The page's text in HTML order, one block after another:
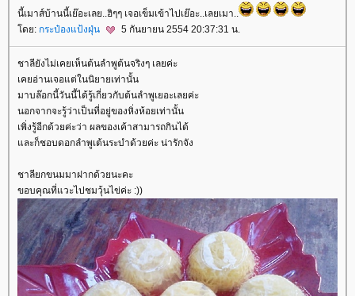
นี้เมาส์บ้านนี้เย๊อะเลย..ฮิๆๆ เจอเข็มเข้าไปเย๊อะ..เลยเมา..
ดย: กระป๋องแป้งฝุ่น 5 กันยายน 2554 20:37:31 น.
ชาลียังไม่เคยเห็นต้นลำพูต้นจริงๆ เลยค่ะ
เคยอ่านเจอแต่ในนิยายเท่านั้น
มาบล๊อกนี้วันนี้ได้รู้เกี่ยวกับต้นลำพูเยอะเลยค่ะ
นอกจากจะรู้ว่าเป็นที่อยู่ของหิ่งห้อยเท่านั้น
เพิ่งรู้อีกด้วยค่ะว่า ผลของเค้าสามารถกินได้
ละก็ชอบดอกลำพูเต้นระบำด้วยค่ะ น่ารักจัง
ชาลียกขนมมาฝากด้วยนะคะ
ขอบคุณที่แวะไปชมวุ้นไข่ค่ะ :))